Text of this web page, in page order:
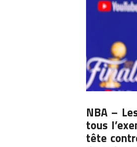
NBA –
tous
tête